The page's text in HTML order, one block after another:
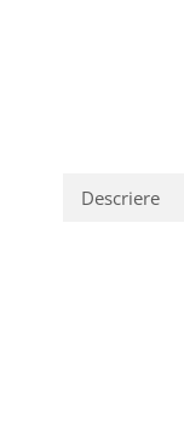
Descriere